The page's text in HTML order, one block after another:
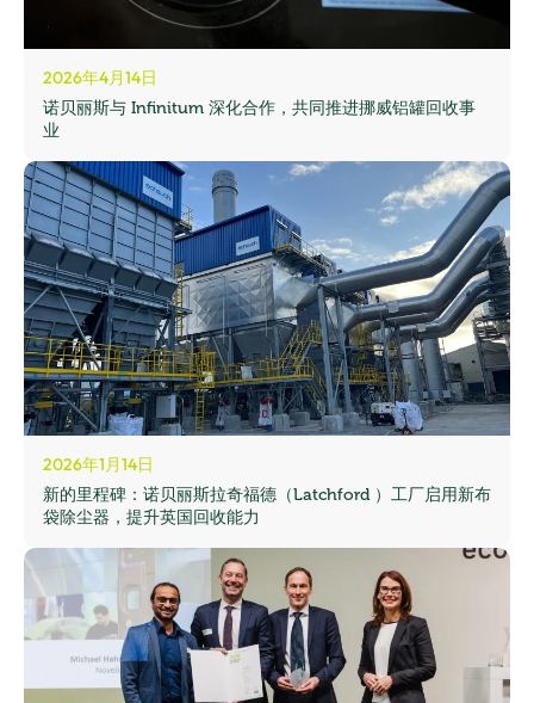
2026年4月14日
诺贝丽斯与 Infinitum 深化合作，共同推进挪威铝罐回收事
业
2026年1月14日
新的里程碑：诺贝丽斯拉奇福德（Latchford ）工厂启用新布
袋除尘器，提升英国回收能力